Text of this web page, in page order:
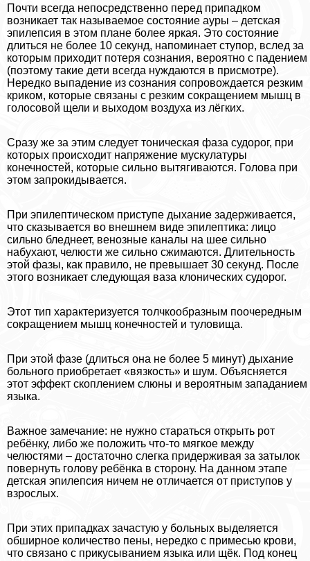
Почти всегда непосредственно перед припадком
возникает так называемое состояние ауры – детская
эпилепсия в этом плане более яркая. Это состояние
длиться не более 10 секунд, напоминает ступор, вслед за
которым приходит потеря сознания, вероятно с падением
(поэтому такие дети всегда нуждаются в присмотре).
Нередко выпадение из сознания сопровождается резким
криком, которые связаны с резким сокращением мышц в
голосовой щели и выходом воздуха из лёгких.
Сразу же за этим следует тоническая фаза судорог, при
которых происходит напряжение мускулатуры
конечностей, которые сильно вытягиваются. Голова при
этом запрокидывается.
При эпилептическом приступе дыхание задерживается,
что сказывается во внешнем виде эпилептика: лицо
сильно бледнеет, венозные каналы на шее сильно
набухают, челюсти же сильно сжимаются. Длительность
этой фазы, как правило, не превышает 30 секунд. После
этого возникает следующая ваза клонических судорог.
Этот тип хаpaктеризуется толчкообразным поочередным
сокращением мышц конечностей и туловища.
При этой фазе (длиться она не более 5 минут) дыхание
больного приобретает «вязкость» и шум. Объясняется
этот эффект скоплением слюны и вероятным западанием
языка.
Важное замечание: не нужно стараться открыть рот
ребёнку, либо же положить что-то мягкое между
челюстями – достаточно слегка придерживая за затылок
повернуть голову ребёнка в сторону. На данном этапе
детская эпилепсия ничем не отличается от приступов у
взрослых.
При этих припадках зачастую у больных выделяется
обширное количество пены, нередко с примесью крови,
что связано с прикусыванием языка или щёк. Под конец